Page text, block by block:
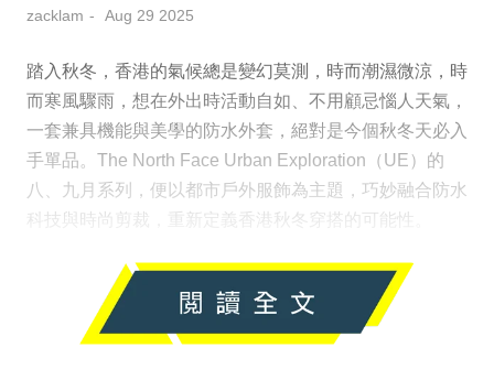
zacklam Aug 29 2025
踏入秋冬，香港的氣候總是變幻莫測，時而潮濕微涼，時
而寒風驟雨，想在外出時活動自如、不用顧忌惱人天氣，
一套兼具機能與美學的防水外套，絕對是今個秋冬天必入
手單品。The North Face Urban Exploration（UE）的
八、九月系列，便以都市戶外服飾為主題，巧妙融合防水
科技與時尚剪裁，重新定義香港秋冬穿搭的可能性。